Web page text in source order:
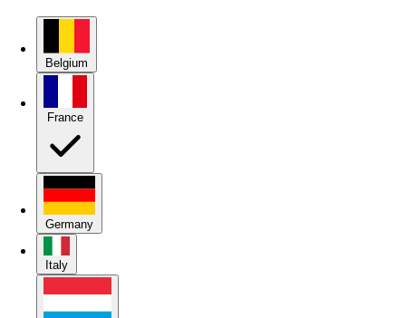
Belgium
Germany
Italy